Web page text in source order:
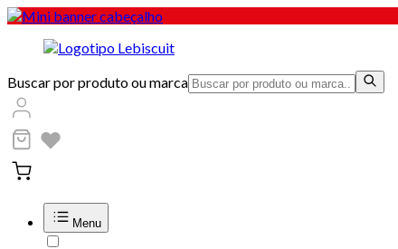
Buscar por produto ou marca
Menu